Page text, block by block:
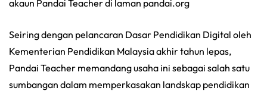
akaun Pandai Teacher di laman pandai.org
Seiring dengan pelancaran Dasar Pendidikan Digital oleh
Kementerian Pendidikan Malaysia akhir tahun lepas,
Pandai Teacher memandang usaha ini sebagai salah satu
sumbangan dalam memperkasakan landskap pendidikan